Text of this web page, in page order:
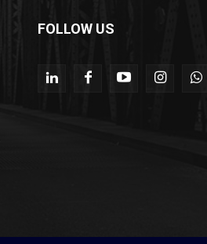
FOLLOW US